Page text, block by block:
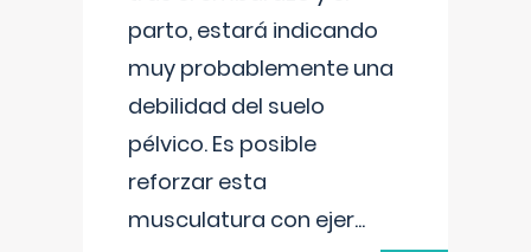
parto, estará indicando
muy probablemente una
debilidad del suelo
pélvico. Es posible
reforzar esta
musculatura con ejer...